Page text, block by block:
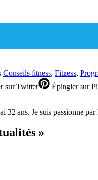
Conseils fitness, Fitness,
sur Twitter Épinglersur
32 ans. Je suis passionné
»